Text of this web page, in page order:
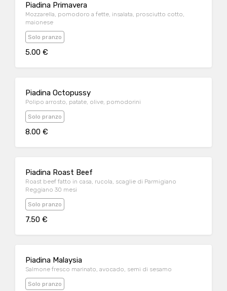
Piadina Primavera
Mozzarella, pomodoro a fette, insalata, prosciutto cotto,
maionese
Solo pranzo
5.00 €
Piadina Octopussy
Polipo arrosto, patate, olive, pomodorini
Solo pranzo
8.00 €
Piadina Roast Beef
Roast beef fatto in casa, rucola, scaglie di Parmigiano
Reggiano 30 mesi
Solo pranzo
7.50 €
Piadina Malaysia
Salmone fresco marinato, avocado, semi di sesamo
Solo pranzo